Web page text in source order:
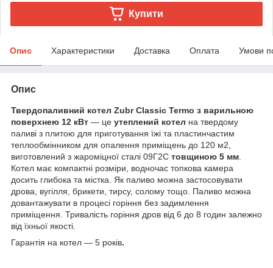
Купити
Опис Характеристики Доставка Оплата Умови
Опис
Твердопаливний котел Zubr Classic Termo з варильною
поверхнею 12 кВт — це утеплений котел на твердому
паливі з плитою для приготування їжі та пластинчастим
теплообмінником для опалення приміщень до 120 м2,
виготовлений з жароміцної сталі 09Г2С товщиною 5 мм
Котел має компактні розміри, водночас топкова камера
досить глибока та містка. Як паливо можна застосовувати
дрова, вугілля, брикети, тирсу, солому тощо. Паливо можна
довантажувати в процесі горіння без задимлення
приміщення. Тривалість горіння дров від 6 до 8 годин залежно
від їхньої якості.
Гарантія на котел — 5 років.